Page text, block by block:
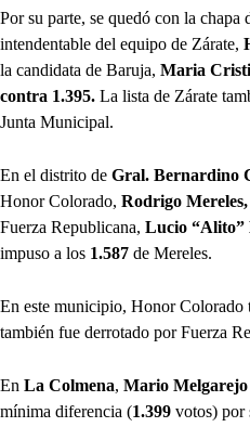
Por su parte, se quedó con la
intendentable del equipo de Zárate,
la candidata de Baruja, Maria
contra 1.395. La lista de Zárate
Junta Municipal.
En el distrito de Gral. Bernardino
Honor Colorado, Rodrigo Mereles,
Fuerza Republicana, Lucio “Alito”
impuso a los 1.587 de Mereles.
En este municipio, Honor Colorado
también fue derrotado por Fuerza
En La Colmena, Mario Melgarejo
mínima diferencia (1.399 votos) por